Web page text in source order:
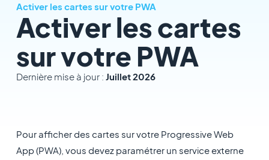
Activer les cartes sur votre PWA
Activer les cartes
sur votre PWA
Dernière mise à jour : Juillet 2026
Pour afficher des cartes sur votre Progressive Web
App (PWA), vous devez paramétrer un service externe